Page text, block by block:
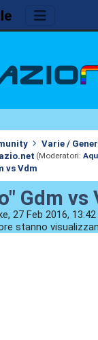
Varie /
(Moderatori:
vs Vdm
Gdm vs
27 Feb 2016, 13:42
stanno